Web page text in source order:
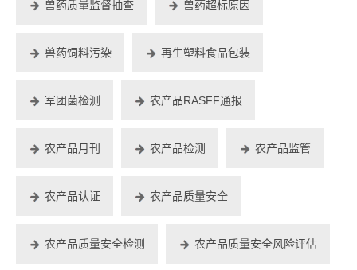
兽药质量监督抽查 兽药超标原因
兽药饲料污染 再生塑料食品包装
军团菌检测 农产品RASFF通报
农产品月刊 农产品检测 农产品监管
农产品认证 农产品质量安全
农产品质量安全检测 农产品质量安全风险评估